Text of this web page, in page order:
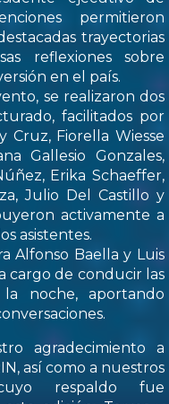
permitieron
trayectorias
reflexiones sobre
en el país.
se realizaron dos
facilitados por
Cruz, Fiorella Wiesse
Gallesio Gonzales,
Erika Schaeffer,
Julio Del Castillo y
activamente a
asistentes.
Alfonso Baella y Luis
cargo de conducir las
noche, aportando
agradecimiento a
así como a nuestros
respaldo fue